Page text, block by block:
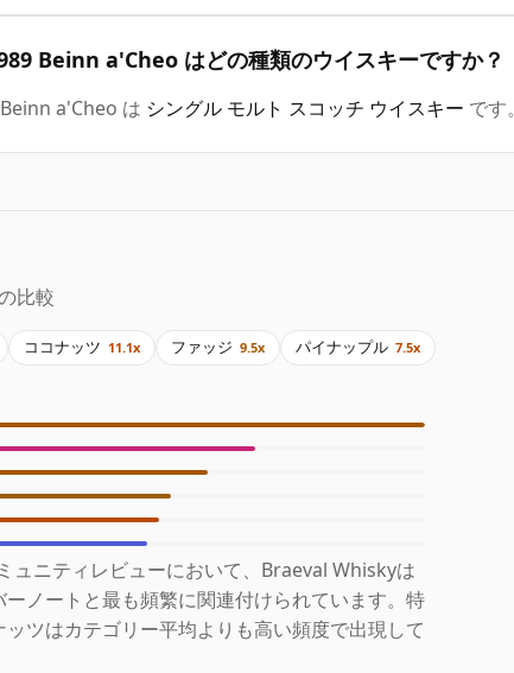
Beinn a'Cheo はどの種類のウイスキーですか？
a'Cheo は シングル モルト スコッチ ウイスキー です。
比較
ココナッツ 11.1x ファッジ 9.5x パイナップル 7.5x
ュニティレビューにおいて、Braeval Whiskyは
ノートと最も頻繁に関連付けられています。特
ツはカテゴリー平均よりも高い頻度で出現して